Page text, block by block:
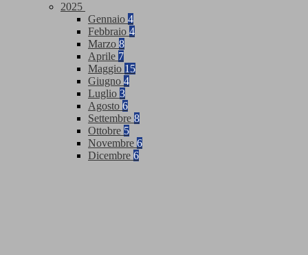
2025
Gennaio 4
Febbraio 4
Marzo 8
Aprile 7
Maggio 15
Giugno 4
Luglio 3
Agosto 6
Settembre 8
Ottobre 5
Novembre 6
Dicembre 6